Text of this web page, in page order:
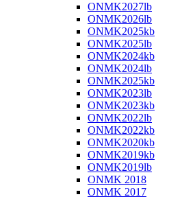
ONMK2027lb
ONMK2026lb
ONMK2025kb
ONMK2025lb
ONMK2024kb
ONMK2024lb
ONMK2025kb
ONMK2023lb
ONMK2023kb
ONMK2022lb
ONMK2022kb
ONMK2020kb
ONMK2019kb
ONMK2019lb
ONMK 2018
ONMK 2017